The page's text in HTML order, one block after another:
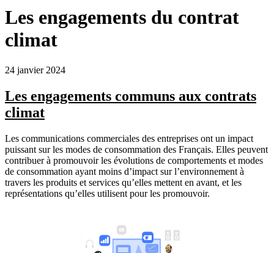
Les engagements du contrat
climat
24 janvier 2024
Les engagements communs aux contrats
climat
Les communications commerciales des entreprises ont un impact
puissant sur les modes de consommation des Français. Elles peuvent
contribuer à promouvoir les évolutions de comportements et modes
de consommation ayant moins d’impact sur l’environnement à
travers les produits et services qu’elles mettent en avant, et les
représentations qu’elles utilisent pour les promouvoir.